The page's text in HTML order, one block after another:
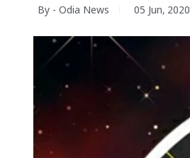
By - Odia News 05 Jun, 2020